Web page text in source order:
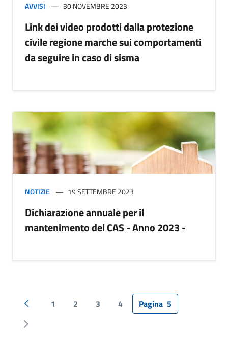
AVVISI 30 NOVEMBRE 2023
Link dei video prodotti dalla protezione
civile regione marche sui comportamenti
da seguire in caso di sisma
NOTIZIE 19 SETTEMBRE 2023
Dichiarazione annuale per il
mantenimento del CAS - Anno 2023 -
Pagina precedente
1 2 3 4 Pagina 5
Pagina successiva